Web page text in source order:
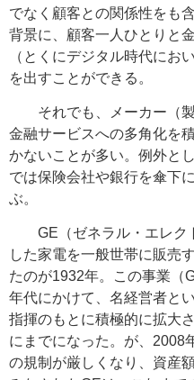
でなく顧客との関係性をも
背景に、顧客一人ひとりと
（とくにデジタル時代にお
を出すことができる。
それでも、メーカー（製
金融サービスへの多角化を
かないことが多い。例外と
では保険会社や銀行を傘下
ぶ。
GE（ゼネラル・エレク
した家電を一般世帯に販売
たのが1932年。この事業（
年代にかけて、名経営者と
指揮のもとに積極的に拡大
にまでになった。が、2008
の規制が厳しくなり、資産